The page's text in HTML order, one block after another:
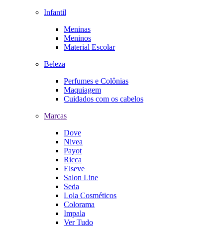
Infantil
Meninas
Meninos
Material Escolar
Beleza
Perfumes e Colônias
Maquiagem
Cuidados com os cabelos
Marcas
Dove
Nivea
Payot
Ricca
Elseve
Salon Line
Seda
Lola Cosméticos
Colorama
Impala
Ver Tudo